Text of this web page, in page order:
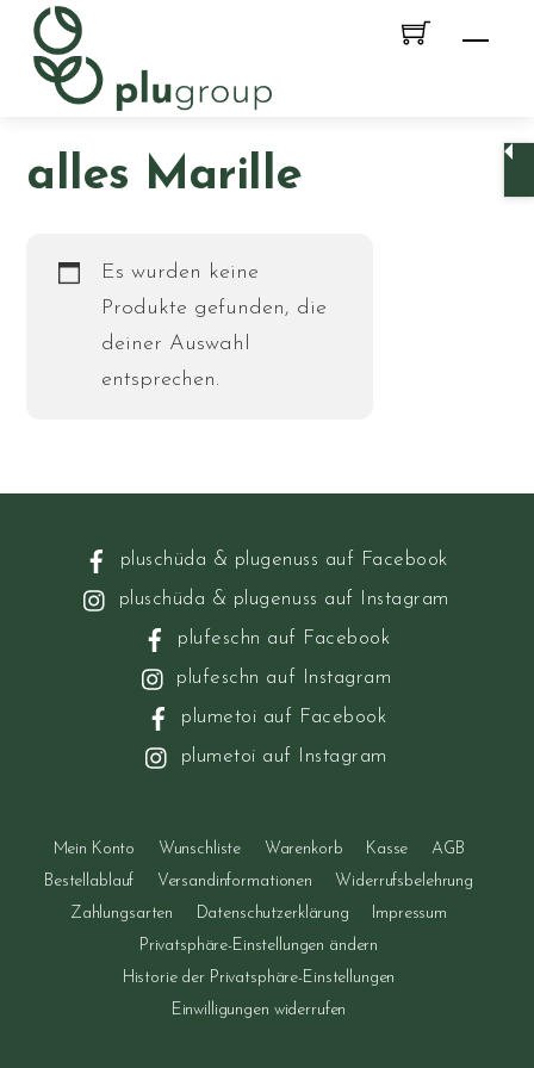
Skip
content
alles Marille
Es wurden keine
Produkte gefunden, die
deiner Auswahl
entsprechen.
pluschüda & plugenuss auf Facebook
pluschüda & plugenuss auf Instagram
plufeschn auf Facebook
plufeschn auf Instagram
plumetoi auf Facebook
plumetoi auf Instagram
Mein Konto Wunschliste Warenkorb Kasse
AGB
Bestellablauf
Versandinformationen
Widerrufsbelehrung
Zahlungsarten
Datenschutzerklärung
Impressum
Privatsphäre-Einstellungen ändern
Historie der Privatsphäre-Einstellungen
Einwilligungen widerrufen